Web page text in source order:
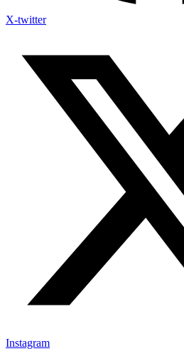
X-twitter
Instagram